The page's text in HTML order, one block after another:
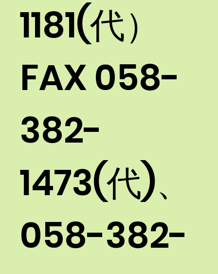
1181(代）
FAX 058-
382-
1473(代)、
058-382-